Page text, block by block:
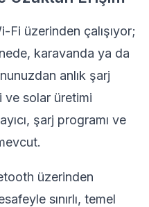
Fi üzerinden çalışıyor;
karavanda ya da
anlık şarj
ve solar üretimi
şarj programı ve
üzerinden
sınırlı, temel